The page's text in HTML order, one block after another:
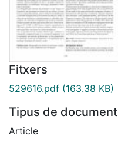
Fitxers
529616.pdf (163.38 KB)
Tipus de document
Article